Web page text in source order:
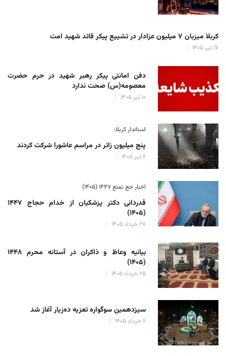
کربلا میزبان ۷ میلیون عزادار در تشییع پیکر قائد شهید امت
۱۷ تیر ۱۴۰۵
دفن امانتی پیکر رهبر شهید در حرم حضرت
معصومه(س) صحت ندارد
۱۰ تیر ۱۴۰۵
استاندار کربلا:
پنج میلیون زائر در مراسم عاشورا شرکت کردند
۶ تیر ۱۴۰۵
اخبار حج تمتع ۱۴۴۷ (۱۴۰۵)
قدردانی دکتر پزشکیان از خدام حجاج ۱۴۴۷
(۱۴۰۵)
۲۷ خرداد ۱۴۰۵
بیانیه وعاظ و ذاکران در آستانه محرم ۱۴۴۸
(۱۴۰۵)
۲۵ خرداد ۱۴۰۵
سیزدهمین سوگواره تعزیه ده‌زیار آغاز شد
۶ خرداد ۱۴۰۵